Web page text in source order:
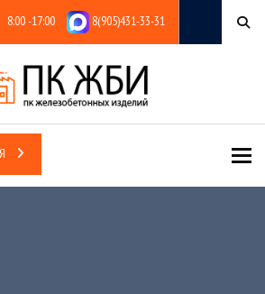
8:00 -17:00 8(905)431-33-31